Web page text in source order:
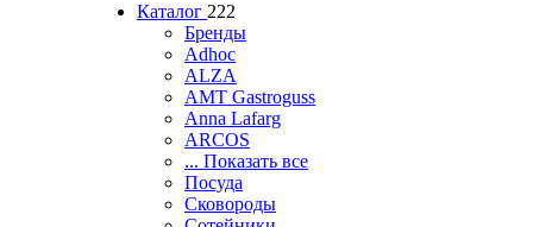
Каталог 222
Бренды
Adhoc
ALZA
AMT Gastroguss
Anna Lafarg
ARCOS
... Показать все
Посуда
Сковороды